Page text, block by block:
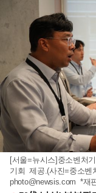
[서울=뉴시스]중소벤처
기회 제공.(사진=중소벤
photo@newsis.com *재